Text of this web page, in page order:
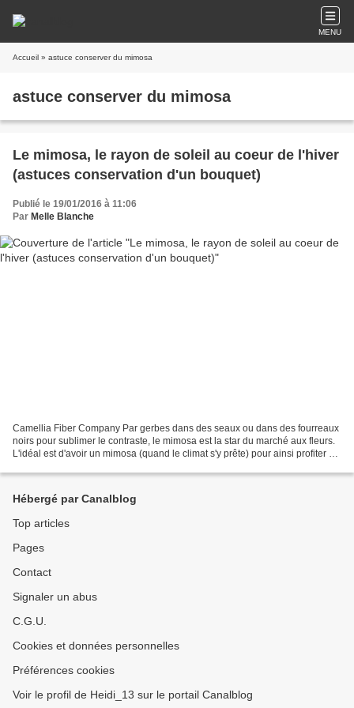
MENU
Accueil » astuce conserver du mimosa
astuce conserver du mimosa
Le mimosa, le rayon de soleil au coeur de l'hiver
(astuces conservation d'un bouquet)
Publié le 19/01/2016 à 11:06
Par Melle Blanche
Camellia Fiber Company Par gerbes dans des seaux ou dans des fourreaux
noirs pour sublimer le contraste, le mimosa est la star du marché aux fleurs.
L'idéal est d'avoir un mimosa (quand le climat s'y prête) pour ainsi profiter de
Hébergé par Canalblog
Top articles
Pages
Contact
Signaler un abus
C.G.U.
Cookies et données personnelles
Préférences cookies
Voir le profil de Heidi_13 sur le portail Canalblog